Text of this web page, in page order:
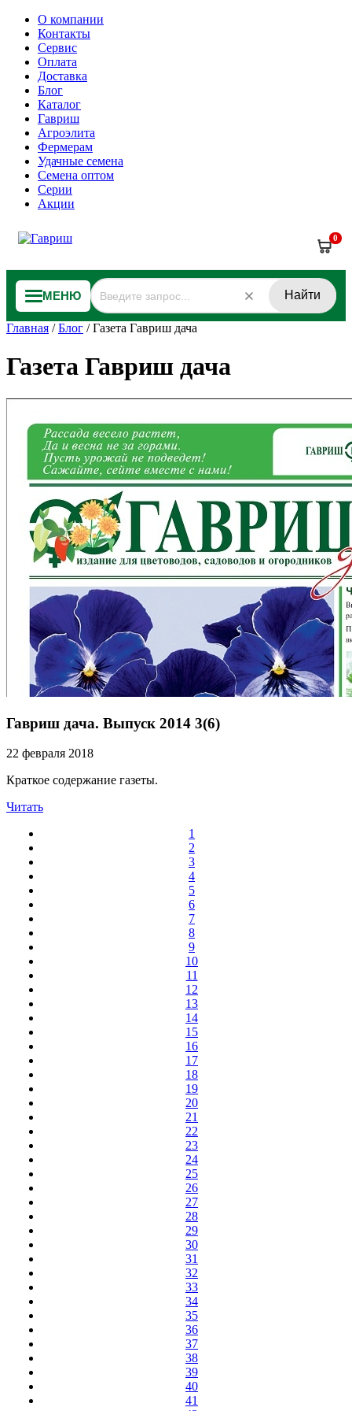
О компании
Контакты
Сервис
Оплата
Доставка
Блог
Каталог
Гавриш
Агроэлита
Фермерам
Удачные семена
Семена оптом
Серии
Акции
0
МЕНЮ Найти
Главная /Блог /Газета Гавриш дача
Газета Гавриш дача
Гавриш дача. Выпуск 2014 3(6)
22 февраля 2018
Краткое содержание газеты.
Читать
1
2
3
4
5
6
7
8
9
10
11
12
13
14
15
16
17
18
19
20
21
22
23
24
25
26
27
28
29
30
31
32
33
34
35
36
37
38
39
40
41